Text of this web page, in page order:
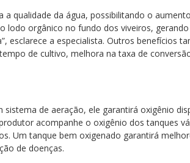
a qualidade da água, possibilitando o
lodo orgânico no fundo dos viveiros,
esclarece a especialista. Outros benefícios
de cultivo, melhora na taxa de
sistema de aeração, ele garantirá oxigênio
acompanhe o oxigênio dos tanques
Um tanque bem oxigenado garantirá
de doenças.